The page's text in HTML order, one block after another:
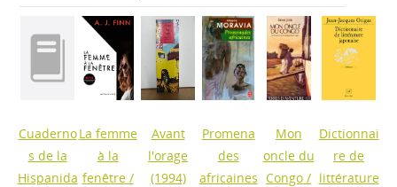
Cuaderno
s de la
Hispanida
La femme
à la
fenêtre/
Avant
l'orage
(1994)
Promena
des
africaines
Mon
oncle du
Congo /
Dictionnai
re de
littérature